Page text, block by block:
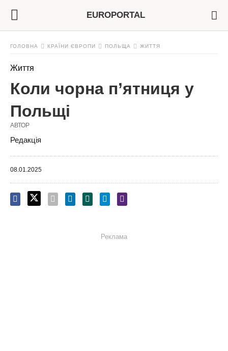
EUROPORTAL
ГОЛОВНА КРАЇНИ ЄВРОПИ ПОЛЬЩА ЖИТТЯ
Життя
Коли чорна п’ятниця у
Польщі
АВТОР
Редакція
08.01.2025
Реклама